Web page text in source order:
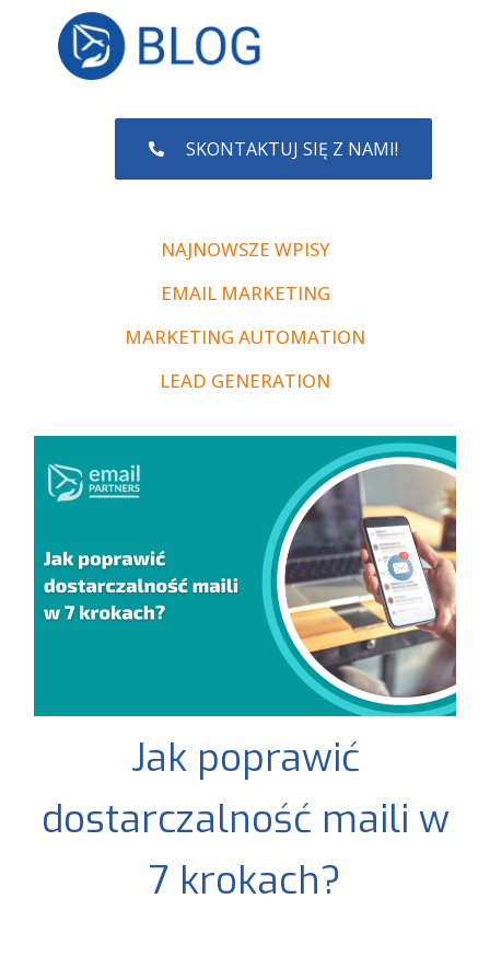
SKONTAKTUJ SIĘ Z NAMI!
NAJNOWSZE WPISY
EMAIL MARKETING
MARKETING AUTOMATION
LEAD GENERATION
Jak poprawić
dostarczalność maili w
7 krokach?